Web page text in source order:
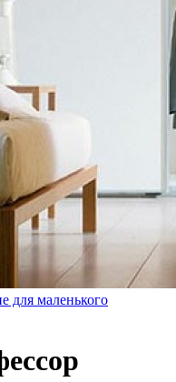
для маленького